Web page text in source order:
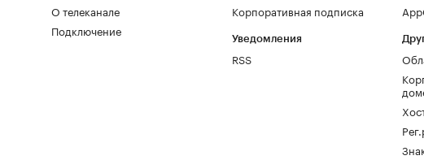
О телеканале
Подключение
Корпоративная подписка
Уведомления
RSS